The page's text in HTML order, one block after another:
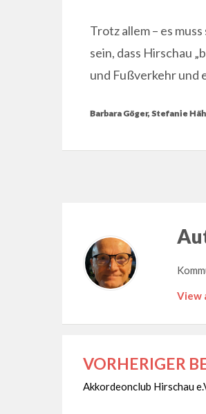
Trotz allem – es
sein, dass Hirschau
und Fußverkehr und
Barbara Göger, Stefanie
View
VORHERIGER
Akkordeonclub Hirschau